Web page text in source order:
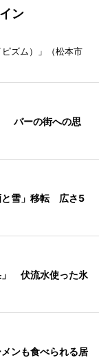
ン
ズム）」（松本市
バーの街への思
と雪」移転 広さ5
」 伏流水使った氷
ンも食べられる居